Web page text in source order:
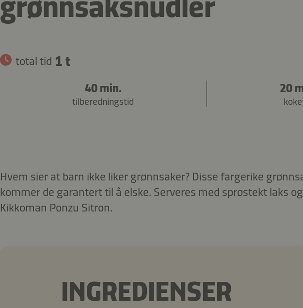
total tid 1 t
40 min.
tilberedningstid
20
Hvem sier at barn ikke liker grønnsaker? Disse fargerike
kommer de garantert til å elske. Serveres med sprøstekt laks
Kikkoman Ponzu Sitron.
INGREDIENSER